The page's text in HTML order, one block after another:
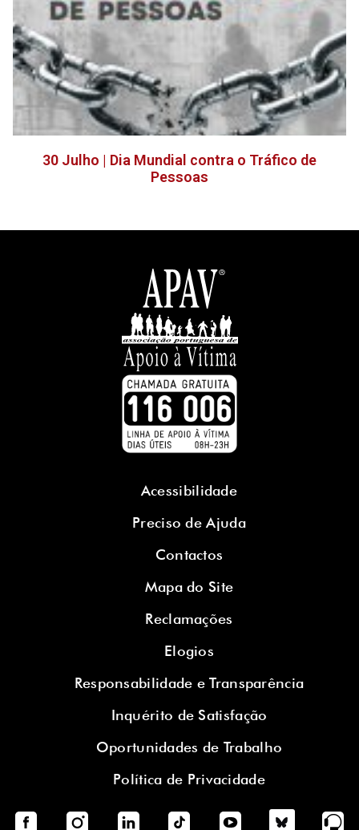
30 Julho | Dia Mundial contra o Tráfico de
Pessoas
Acessibilidade
Preciso de Ajuda
Contactos
Mapa do Site
Reclamações
Elogios
Responsabilidade e Transparência
Inquérito de Satisfação
Oportunidades de Trabalho
Política de Privacidade